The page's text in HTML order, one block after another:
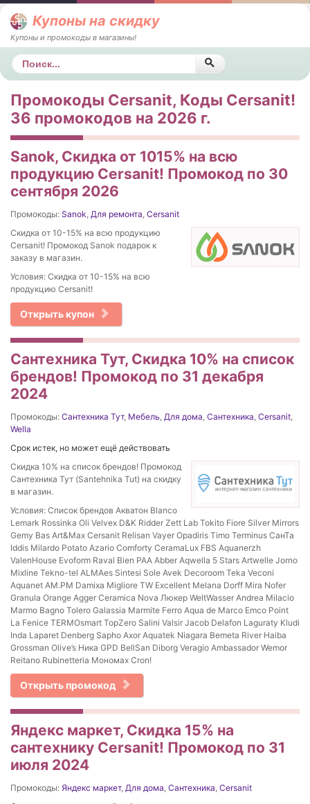
Купоны на скидку
Купоны и промокоды в магазины!
Поиск
Промокоды Cersanit, Коды Cersanit!
36 промокодов на 2026 г.
Sanok, Скидка от 1015% на вcю
продукцию Cersanit! Промокод по 30
сентября 2026
Промокоды: Sanok, Для ремонта, Cersanit
Скидка от 10-15% на вcю продукцию
Cersanit! Промокод Sanok подарок к
заказу в магазин.
Условия: Скидка от 10-15% на вcю
продукцию Cersanit!
Открыть купон
Сантехника Тут, Скидка 10% на список
брендов! Промокод по 31 декабря
2024
Промокоды: Сантехника Тут, Мебель, Для дома, Сантехника, Cersanit,
Wella
Срок истек, но может ещё действовать
Скидка 10% на список брендов! Промокод
Сантехника Тут (Santehnika Tut) на скидку
в магазин.
Условия: Список брендов Акватон Blanco
Lemark Rossinka Oli Velvex D&K Ridder Zett Lab Tokito Fiore Silver Mirrors
Gemy Bas Art&Max Cersanit Relisan Vayer Opadiris Timo Terminus СанТа
Iddis Milardo Potato Azario Comforty CeramaLux FBS Aquanerzh
ValenHouse Evoform Raval Bien PAA Abber Aqwella 5 Stars Artwelle Jorno
Mixline Tekno-tel ALMAes Sintesi Sole Avek Decoroom Teka Veconi
Aquanet AM.PM Damixa Migliore TW Excellent Melana Dorff Mira Nofer
Granula Orange Agger Ceramica Nova Люкер WeltWasser Andrea Milacio
Marmo Bagno Tolero Galassia Marmite Ferro Aqua de Marco Emco Point
La Fenice TERMOsmart TopZero Salini Valsir Jacob Delafon Laguraty Kludi
Inda Laparet Denberg Sapho Axor Aquatek Niagara Bemeta River Haiba
Grossman Olive’s Ника GPD BellSan Diborg Veragio Ambassador Wemor
Reitano Rubinetteria Мономах Cron!
Открыть промокод
Яндекс маркет, Скидка 15% на
сантехнику Cersanit! Промокод по 31
июля 2024
Промокоды: Яндекс маркет, Для дома, Сантехника, Cersanit